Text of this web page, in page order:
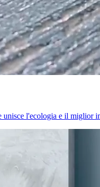
l'ecologia e il miglior